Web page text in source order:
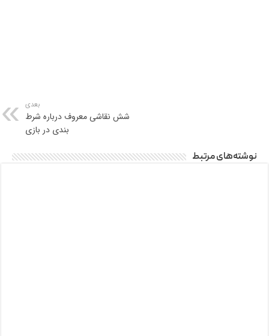
بعدی
شش نقاشی معروف درباره شرط
بندی در بازی
نوشته‌های مرتبط